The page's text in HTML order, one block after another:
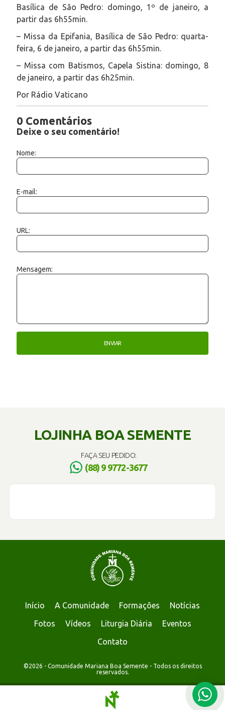
Basílica de São Pedro: domingo, 1º de janeiro, a
partir das 6h55min.
– Missa da Epifania, Basílica de São Pedro: quarta-
feira, 6 de janeiro, a partir das 6h55min.
– Missa com Batismos, Capela Sistina: domingo, 8
de janeiro, a partir das 6h25min.
Por Rádio Vaticano
0 Comentários
Deixe o seu comentário!
Nome:
E-mail:
URL:
Mensagem:
LOJINHA BOA SEMENTE
FAÇA SEU PEDIDO:
(88) 9 9772-3677
Início A Comunidade Formações
Notícias
Fotos
Vídeos Liturgia Diária
Eventos
Contato
©2026 - Comunidade Mariana Boa Semente - Todos os direitos
reservados.